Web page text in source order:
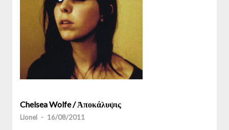
Chelsea Wolfe / Ἀποκάλυψις
Lionel - 16/08/2011